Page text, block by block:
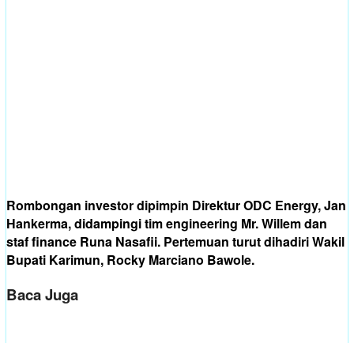
Rombongan investor dipimpin Direktur ODC Energy, Jan
Hankerma, didampingi tim engineering Mr. Willem dan
staf finance Runa Nasafii. Pertemuan turut dihadiri Wakil
Bupati Karimun, Rocky Marciano Bawole.
Baca Juga